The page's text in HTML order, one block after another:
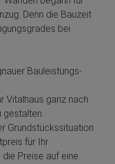
Denn die Bauzeit
bei
Bauleistungs-
Vitalhaus ganz nach
gestalten.
Grundstückssituation
für Ihr
die Preise auf eine